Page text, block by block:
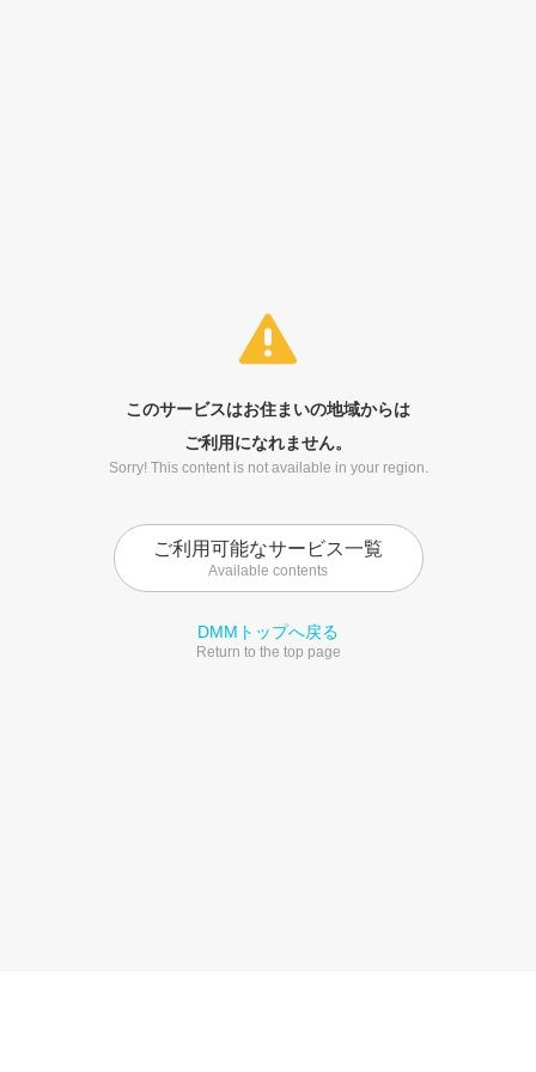
このサービスはお住まいの地域からは
ご利用になれません。
Sorry! This content is not available in your region.
ご利用可能なサービス一覧
Available contents
DMMトップへ戻る
Return to the top page